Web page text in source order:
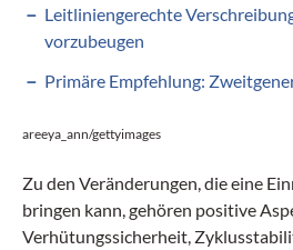
Leitliniengerechte
vorzubeugen
Primäre Empfehlung:
areeya_ann/gettyimages
Zu den Veränderungen, die eine
bringen kann, gehören positive
Verhütungssicherheit,